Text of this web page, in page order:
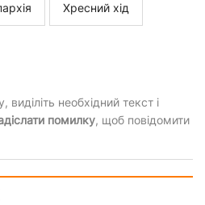
Хресний хід
необхідний текст і
помилку, щоб повідомити